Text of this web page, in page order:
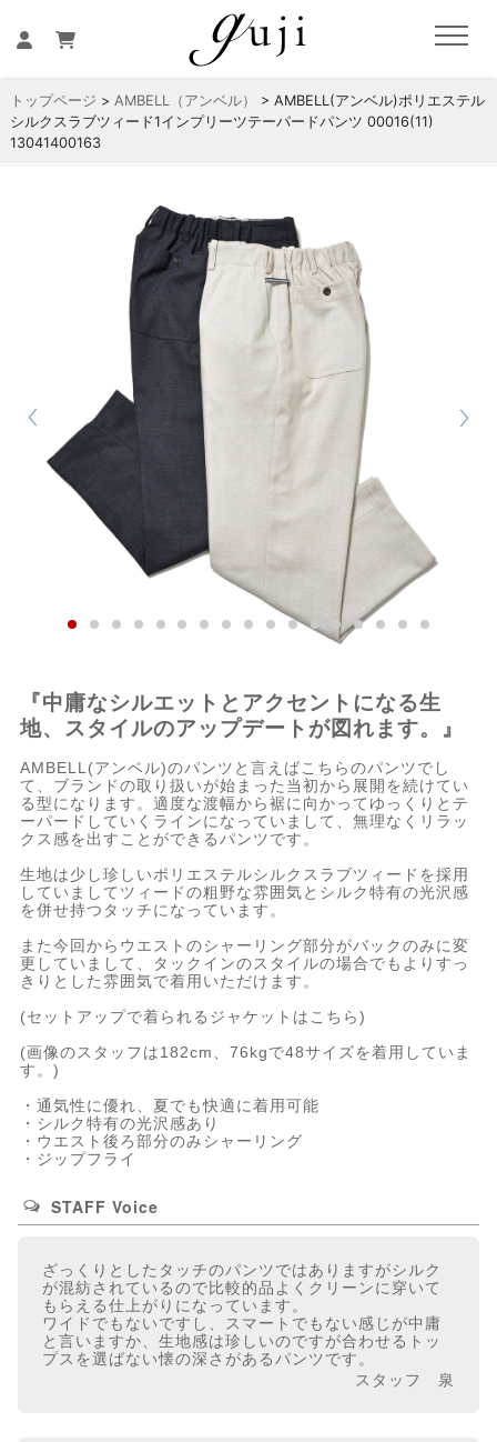
トップページ > AMBELL（アンベル）
> AMBELL(アンベル)ポリエステル
シルクスラブツィード1インプリーツテーパードパンツ 00016(11)
13041400163
『中庸なシルエットとアクセントになる生
地、スタイルのアップデートが図れます。』
AMBELL(アンベル)のパンツと言えばこちらのパンツでし
て、ブランドの取り扱いが始まった当初から展開を続けてい
る型になります。適度な渡幅から裾に向かってゆっくりとテ
ーパードしていくラインになっていまして、無理なくリラッ
クス感を出すことができるパンツです。
生地は少し珍しいポリエステルシルクスラブツィードを採用
していましてツィードの粗野な雰囲気とシルク特有の光沢感
を併せ持つタッチになっています。
また今回からウエストのシャーリング部分がバックのみに変
更していまして、タックインのスタイルの場合でもよりすっ
きりとした雰囲気で着用いただけます。
(セットアップで着られるジャケットはこちら)
(画像のスタッフは182cm、76kgで48サイズを着用していま
す。)
・通気性に優れ、夏でも快適に着用可能
・シルク特有の光沢感あり
・ウエスト後ろ部分のみシャーリング
・ジップフライ
STAFF Voice
ざっくりとしたタッチのパンツではありますがシルク
が混紡されているので比較的品よくクリーンに穿いて
もらえる仕上がりになっています。
ワイドでもないですし、スマートでもない感じが中庸
と言いますか、生地感は珍しいのですが合わせるトッ
プスを選ばない懐の深さがあるパンツです。
スタッフ 泉